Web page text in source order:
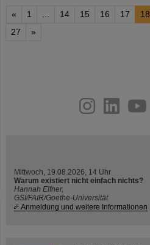
« 1 14 15 16 17 18
27
»
youtube
helmholtz.social
facebook
Mittwoch, 19.08.2026, 14 Uhr
Warum existiert nicht einfach nichts?
Hannah Elfner,
GSI/FAIR/Goethe-Universität
Anmeldung und weitere Informationen